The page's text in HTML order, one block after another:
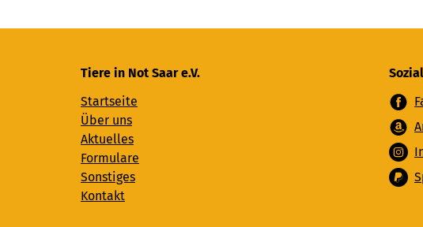
Tiere in Not Saar e.V.
Startseite
Über uns
Aktuelles
Formulare
Sonstiges
Kontakt